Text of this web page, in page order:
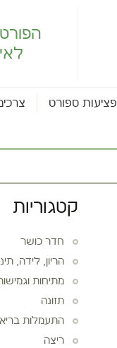
פציעות ספורט
קטגוריות
חדר כושר
הריון, לידה,
מתיחות
תזונה
התעמלות
ריצה